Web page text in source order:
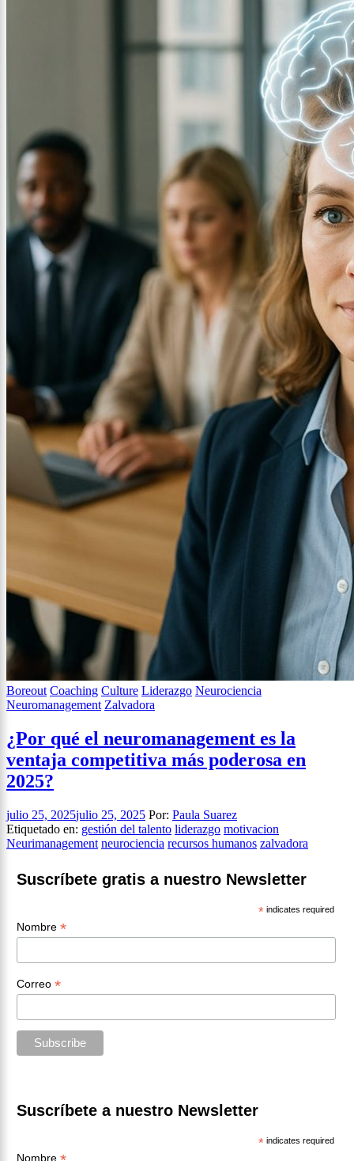
Boreout Coaching Culture Liderazgo Neurociencia
Neuromanagement Zalvadora
¿Por qué el neuromanagement es la
ventaja competitiva más poderosa en
2025?
julio 25, 2025julio 25, 2025 Por: Paula Suarez
Etiquetado en: gestión del talento liderazgo motivacion
Neurimanagement neurociencia recursos humanos zalvadora
Suscríbete gratis a nuestro Newsletter
* indicates required
Nombre *
Correo *
Suscríbete a nuestro Newsletter
* indicates required
Nombre